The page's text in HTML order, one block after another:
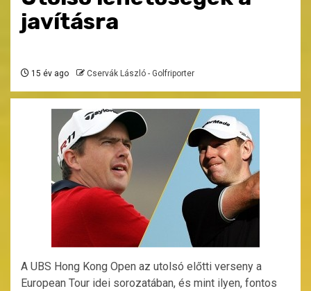
javításra
15 év ago Cservák László - Golfriporter
A UBS Hong Kong Open az utolsó előtti verseny a
European Tour idei sorozatában, és mint ilyen, fontos